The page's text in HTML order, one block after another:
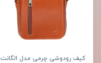
کیف رودوشی چرمی مدل الگانت